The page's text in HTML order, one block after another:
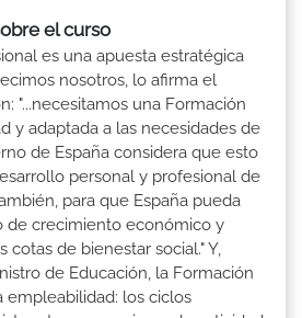
el curso
es una apuesta estratégica
nosotros, lo afirma el
"...necesitamos una Formación
y adaptada a las necesidades de
de España considera que esto
personal y profesional de
para que España pueda
de crecimiento económico y
cotas de bienestar social." Y,
de Educación, la Formación
empleabilidad: los ciclos